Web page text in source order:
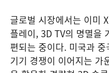
글로벌 시장에서는 이미
플레이, 3D TV의 명멸을
편되는 중이다. 미국과 중
기기 경쟁이 이어지는 가